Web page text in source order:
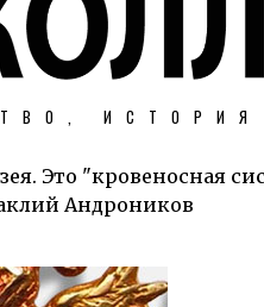
ИСТОРИЯ
Это "кровеносная
Андроников